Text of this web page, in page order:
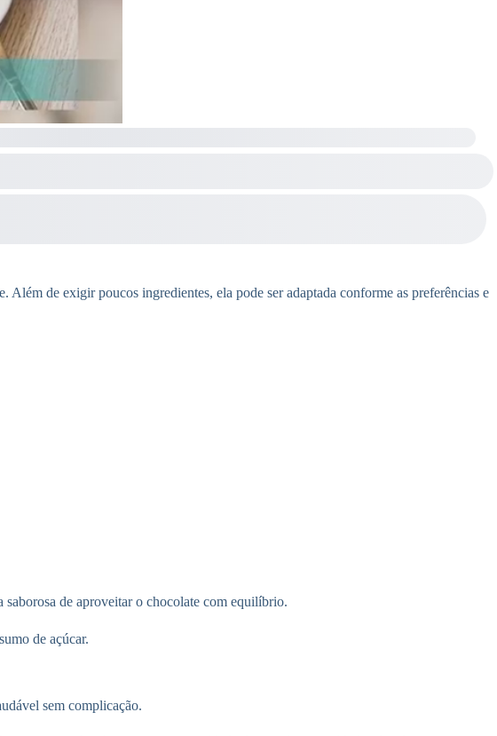
Além de exigir poucos ingredientes, ela pode ser adaptada conforme as preferências e
saborosa de aproveitar o chocolate com equilíbrio.
de açúcar.
sem complicação.